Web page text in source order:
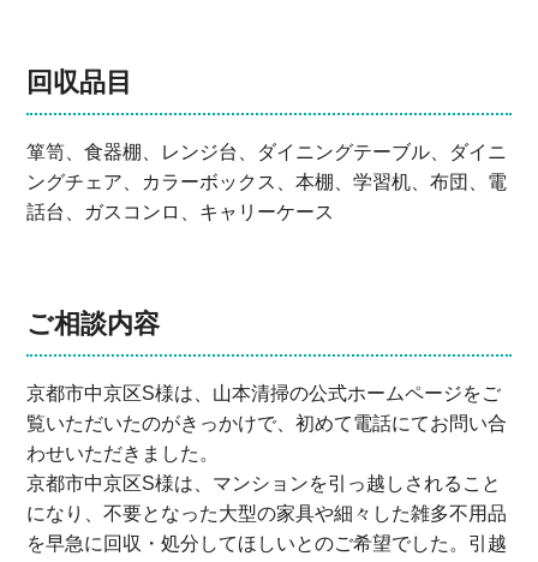
回収品目
箪笥、食器棚、レンジ台、ダイニングテーブル、ダイニ
ングチェア、カラーボックス、本棚、学習机、布団、電
話台、ガスコンロ、キャリーケース
ご相談内容
京都市中京区S様は、山本清掃の公式ホームページをご
覧いただいたのがきっかけで、初めて電話にてお問い合
わせいただきました。
京都市中京区S様は、マンションを引っ越しされること
になり、不要となった大型の家具や細々した雑多不用品
を早急に回収・処分してほしいとのご希望でした。引越